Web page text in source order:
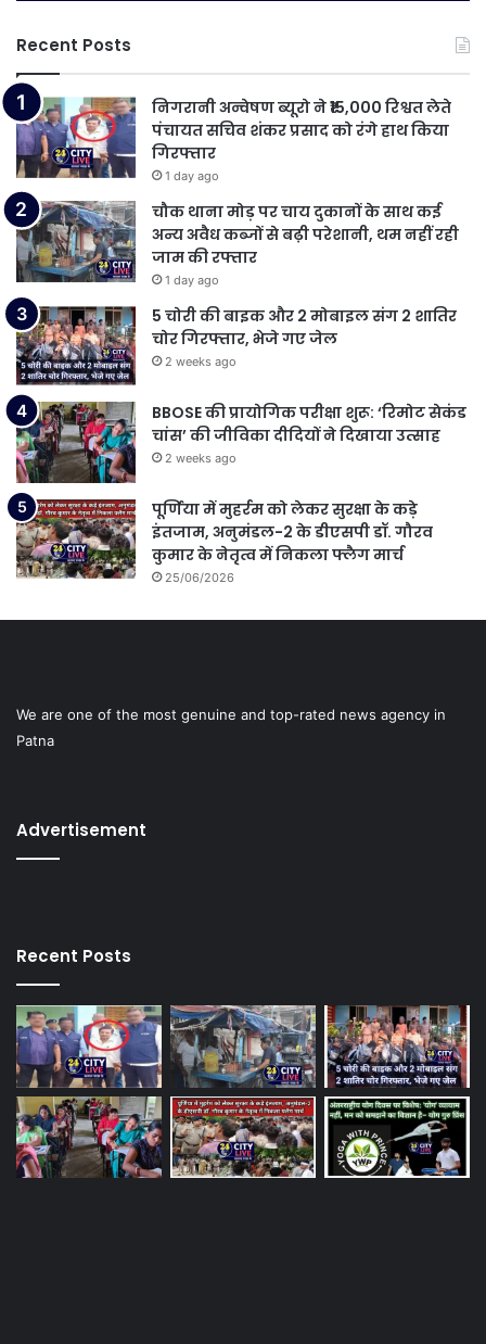
Recent Posts
निगरानी अन्वेषण ब्यूरो ने ₹15,000 रिश्वत लेते
पंचायत सचिव शंकर प्रसाद को रंगे हाथ किया
गिरफ्तार
1 day ago
चौक थाना मोड़ पर चाय दुकानों के साथ कई
अन्य अवैध कब्जों से बढ़ी परेशानी, थम नहीं रही
जाम की रफ्तार
1 day ago
5 चोरी की बाइक और 2 मोबाइल संग 2 शातिर
चोर गिरफ्तार, भेजे गए जेल
2 weeks ago
BBOSE की प्रायोगिक परीक्षा शुरू: ‘रिमोट सेकंड
चांस’ की जीविका दीदियों ने दिखाया उत्साह
2 weeks ago
पूर्णिया में मुहर्रम को लेकर सुरक्षा के कड़े
इंतजाम, अनुमंडल-2 के डीएसपी डॉ. गौरव
कुमार के नेतृत्व में निकला फ्लैग मार्च
25/06/2026
We are one of the most genuine and top-rated news agency in
Patna
Advertisement
Recent Posts